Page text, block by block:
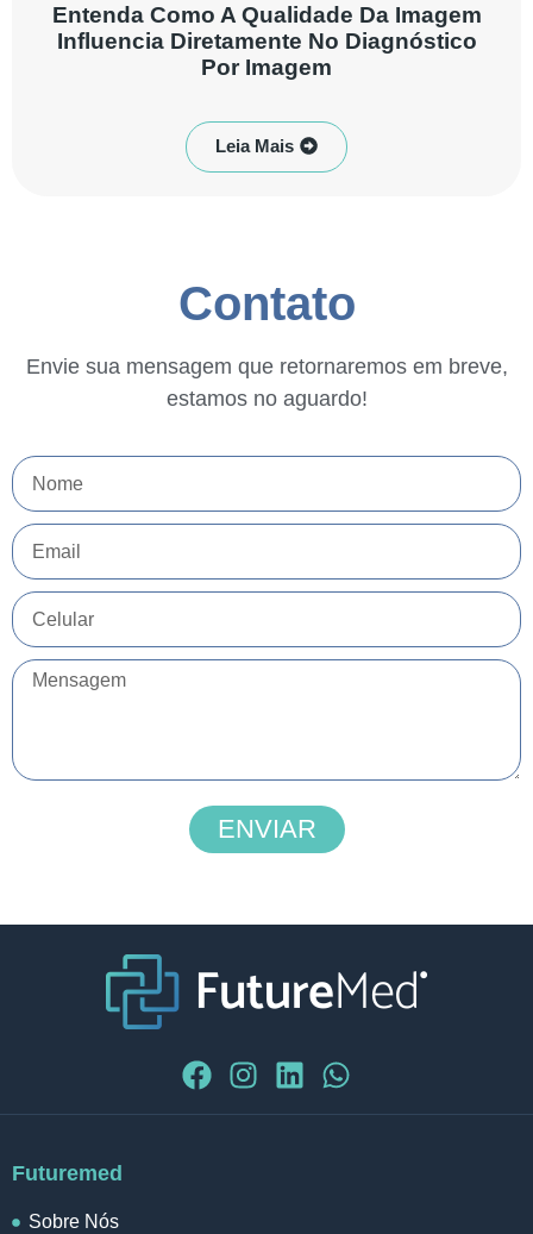
Entenda Como A Qualidade Da Imagem
Influencia Diretamente No Diagnóstico
Por Imagem
Leia Mais
Contato
Envie sua mensagem que retornaremos em breve,
estamos no aguardo!
ENVIAR
Futuremed
Sobre Nós